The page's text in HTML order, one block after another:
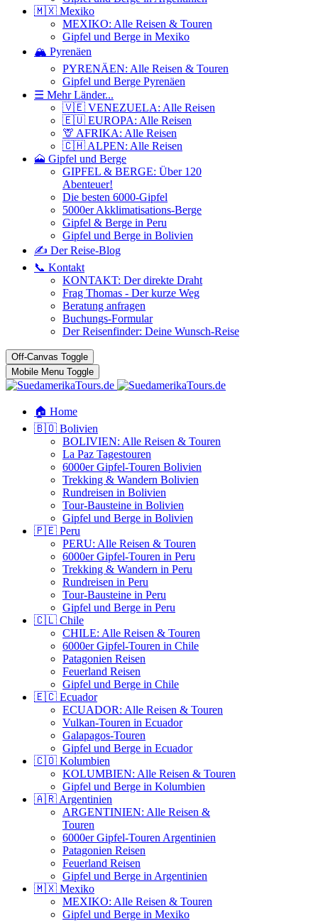
🇲🇽 Mexiko
MEXIKO: Alle Reisen & Touren
Gipfel und Berge in Mexiko
🏔️ Pyrenäen
PYRENÄEN: Alle Reisen & Touren
Gipfel und Berge Pyrenäen
☰ Mehr Länder...
🇻🇪 VENEZUELA: Alle Reisen
🇪🇺 EUROPA: Alle Reisen
🦒 AFRIKA: Alle Reisen
🇨🇭 ALPEN: Alle Reisen
🗻 Gipfel und Berge
GIPFEL & BERGE: Über 120
Abenteuer!
Die besten 6000-Gipfel
5000er Akklimatisations-Berge
Gipfel & Berge in Peru
Gipfel und Berge in Bolivien
✍️ Der Reise-Blog
📞 Kontakt
KONTAKT: Der direkte Draht
Frag Thomas - Der kurze Weg
Beratung anfragen
Buchungs-Formular
Der Reisenfinder: Deine Wunsch-Reise
Off-Canvas Toggle
Mobile Menu Toggle
🏠 Home
🇧🇴 Bolivien
BOLIVIEN: Alle Reisen & Touren
La Paz Tagestouren
6000er Gipfel-Touren Bolivien
Trekking & Wandern Bolivien
Rundreisen in Bolivien
Tour-Bausteine in Bolivien
Gipfel und Berge in Bolivien
🇵🇪 Peru
PERU: Alle Reisen & Touren
6000er Gipfel-Touren in Peru
Trekking & Wandern in Peru
Rundreisen in Peru
Tour-Bausteine in Peru
Gipfel und Berge in Peru
🇨🇱 Chile
CHILE: Alle Reisen & Touren
6000er Gipfel-Touren in Chile
Patagonien Reisen
Feuerland Reisen
Gipfel und Berge in Chile
🇪🇨 Ecuador
ECUADOR: Alle Reisen & Touren
Vulkan-Touren in Ecuador
Galapagos-Touren
Gipfel und Berge in Ecuador
🇨🇴 Kolumbien
KOLUMBIEN: Alle Reisen & Touren
Gipfel und Berge in Kolumbien
🇦🇷 Argentinien
ARGENTINIEN: Alle Reisen &
Touren
6000er Gipfel-Touren Argentinien
Patagonien Reisen
Feuerland Reisen
Gipfel und Berge in Argentinien
🇲🇽 Mexiko
MEXIKO: Alle Reisen & Touren
Gipfel und Berge in Mexiko